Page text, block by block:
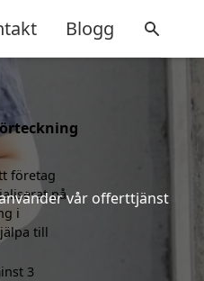
Blogg
vår offerttjänst
företag
på
i
till
3